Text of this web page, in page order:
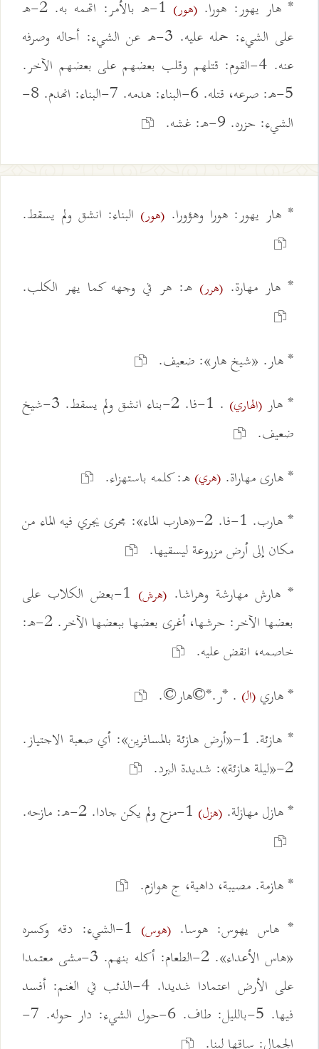
* هار يهور: هورا. (هور)
1-ه بالأمر: اتهمه به. 2-ه
على الشيء: حمله عليه. 3-ه عن الشيء: أحاله وصرفه
عنه. 4-القوم: قتلهم وقلب بعضهم على بعضهم الآخر.
5-ه: صرعه، قتله. 6-البناء: هدمه. 7-البناء: انهدم. 8-
الشيء: حزره. 9-ه: غشه.
* هار يهور: هورا وهؤورا. (هور) البناء: انشق ولم يسقط.
* هار مهارة.(هرر) ه: هر في وجهه كما يهر الكلب.
* هار. «شيخ هار»: ضعيف.
* هار(الهاري)
. 1-فا. 2-بناء انشق ولم يسقط. 3-شيخ
ضعيف.
* هارى مهاراة. (هري)ه: كلمه باستهزاء.
* هارب. 1-فا. 2-«هارب الماء»: مجرى يجري فيه الماء من
مكان إلى أرض مزروعة ليسقيها.
* هارش مهارشة وهراشا. (هرش)
1-بعض الكلاب على
بعضها الآخر: حرشها، أغرى بعضها ببعضها الآخر. 2-ه:
خاصمه، انقض عليه.
* هاري(الـ) . *ر.*©هار©.
* هازئة. 1-«أرض هازئة بالمسافرين»: أي صعبة الاجتياز.
2-«ليلة هازئة»: شديدة البرد.
* هازل مهازلة. (هزل)
* هازمة. مصيبة، داهية، ج هوازم.
* هاس يهوس: هوسا.(هوس)
1-الشيء: دقه وكسره
«هاس الأعداء». 2-الطعام: أكله بنهم. 3-مشى معتمدا
على الأرض اعتمادا شديدا. 4-الذئب في الغنم: أفسد
فيها. 5-بالليل: طاف. 6-حول الشيء: دار حوله. 7-